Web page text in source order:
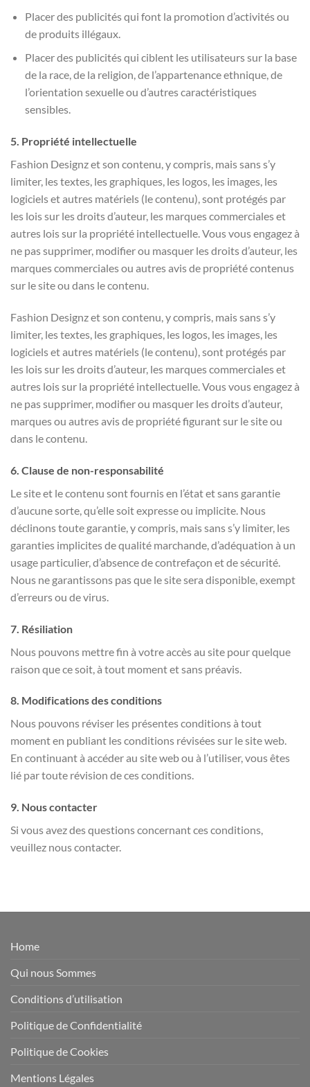
Placer des publicités qui font la promotion d’activités ou
de produits illégaux.
Placer des publicités qui ciblent les utilisateurs sur la base
de la race, de la religion, de l’appartenance ethnique, de
l’orientation sexuelle ou d’autres caractéristiques
sensibles.
5. Propriété intellectuelle
Fashion Designz et son contenu, y compris, mais sans s’y
limiter, les textes, les graphiques, les logos, les images, les
logiciels et autres matériels (le contenu), sont protégés par
les lois sur les droits d’auteur, les marques commerciales et
autres lois sur la propriété intellectuelle. Vous vous engagez à
ne pas supprimer, modifier ou masquer les droits d’auteur, les
marques commerciales ou autres avis de propriété contenus
sur le site ou dans le contenu.
Fashion Designz et son contenu, y compris, mais sans s’y
limiter, les textes, les graphiques, les logos, les images, les
logiciels et autres matériels (le contenu), sont protégés par
les lois sur les droits d’auteur, les marques commerciales et
autres lois sur la propriété intellectuelle. Vous vous engagez à
ne pas supprimer, modifier ou masquer les droits d’auteur,
marques ou autres avis de propriété figurant sur le site ou
dans le contenu.
6. Clause de non-responsabilité
Le site et le contenu sont fournis en l’état et sans garantie
d’aucune sorte, qu’elle soit expresse ou implicite. Nous
déclinons toute garantie, y compris, mais sans s’y limiter, les
garanties implicites de qualité marchande, d’adéquation à un
usage particulier, d’absence de contrefaçon et de sécurité.
Nous ne garantissons pas que le site sera disponible, exempt
d’erreurs ou de virus.
7. Résiliation
Nous pouvons mettre fin à votre accès au site pour quelque
raison que ce soit, à tout moment et sans préavis.
8. Modifications des conditions
Nous pouvons réviser les présentes conditions à tout
moment en publiant les conditions révisées sur le site web.
En continuant à accéder au site web ou à l’utiliser, vous êtes
lié par toute révision de ces conditions.
9. Nous contacter
Si vous avez des questions concernant ces conditions,
veuillez nous contacter.
Home
Qui nous Sommes
Conditions d’utilisation
Politique de Confidentialité
Politique de Cookies
Mentions Légales